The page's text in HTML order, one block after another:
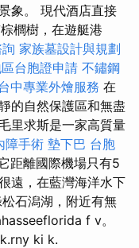
象。 現代酒店直接
櫚樹，在遊艇港
家族墓設計與規劃
台胞證申請 不鏽鋼
中專業外燴服務 在
的自然保護區和無盡
里求斯是一家高質量
障手術 墊下巴 台胞
距離國際機場只有5
遠，在藍灣海洋水下
石潟湖，附近有無
f v。
ki k.